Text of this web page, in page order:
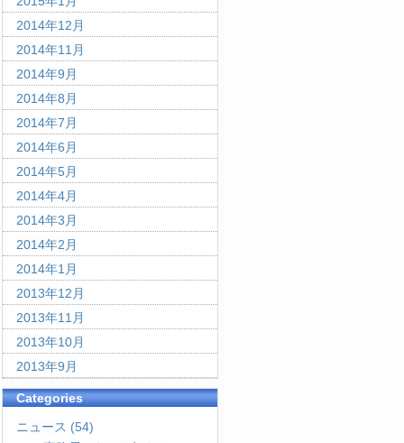
2014年12月
2014年11月
2014年9月
2014年8月
2014年7月
2014年6月
2014年5月
2014年4月
2014年3月
2014年2月
2014年1月
2013年12月
2013年11月
2013年10月
2013年9月
Categories
ニュース (54)